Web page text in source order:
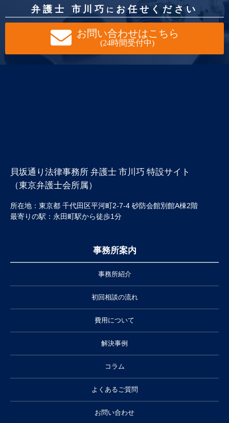
弁護士 市川巧 に お任せください
お問い合わせはこちら
(24時間受付中)
貝坂通り法律事務所 弁護士 市川巧 特設サイト
（東京弁護士会所属）
所在地：東京都 千代田区平河町2-7-4 砂防会館別館A棟2階
最寄りの駅：永田町駅から徒歩1分
事務所案内
事務所紹介
初回相談の流れ
費用について
解決事例
コラム
よくあるご質問
お問い合わせ